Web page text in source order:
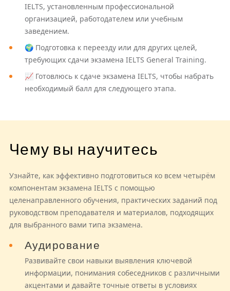
IELTS, установленным профессиональной
организацией, работодателем или учебным
заведением.
🌍 Подготовка к переезду или для других целей,
требующих сдачи экзамена IELTS General Training.
📈 Готовлюсь к сдаче экзамена IELTS, чтобы набрать
необходимый балл для следующего этапа.
Чему вы научитесь
Узнайте, как эффективно подготовиться ко всем четырём
компонентам экзамена IELTS с помощью
целенаправленного обучения, практических заданий под
руководством преподавателя и материалов, подходящих
для выбранного вами типа экзамена.
Аудирование
Развивайте свои навыки выявления ключевой
информации, понимания собеседников с различными
акцентами и давайте точные ответы в условиях